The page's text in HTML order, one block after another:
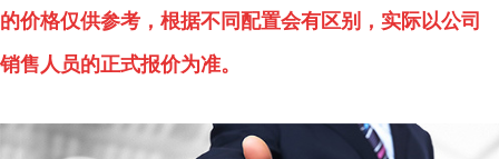
的价格仅供参考，根据不同配置会有区别，实际以公司
销售人员的正式报价为准。